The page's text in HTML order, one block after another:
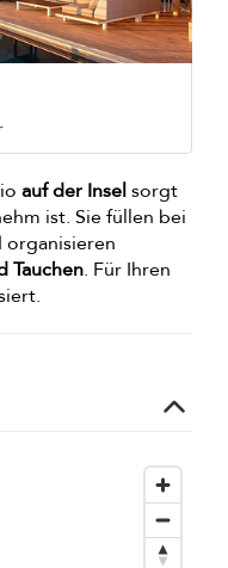
auf der Inselsorgt
ist. Sie füllen bei
organisieren
Tauchen. Für Ihren